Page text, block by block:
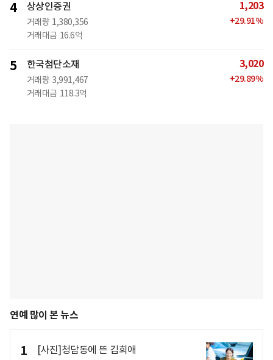
4 상상인증권
거래량 1,380,356
거래대금 16.6억
1,203
+29.91%
5 한국첨단소재
거래량 3,991,467
거래대금 118.3억
3,020
+29.89%
연예 많이 본 뉴스
1 [사진]청담동에 뜬 김희애